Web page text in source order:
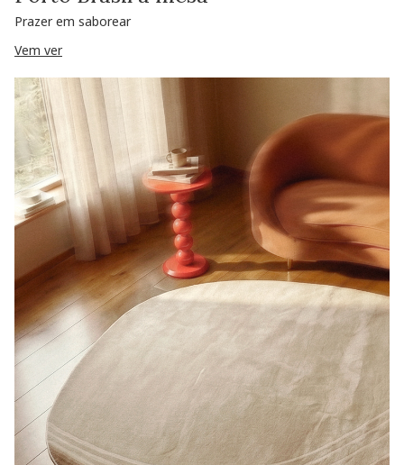
Prazer em saborear
Vem ver